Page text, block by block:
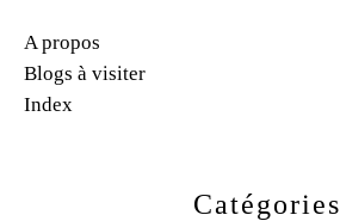
Catégories
A propos
Blogs à visiter
Index